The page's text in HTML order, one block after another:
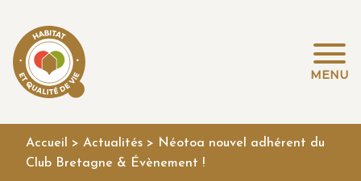
MENU
Accueil > Actualités > Néotoa nouvel adhérent du
Club Bretagne & Évènement !